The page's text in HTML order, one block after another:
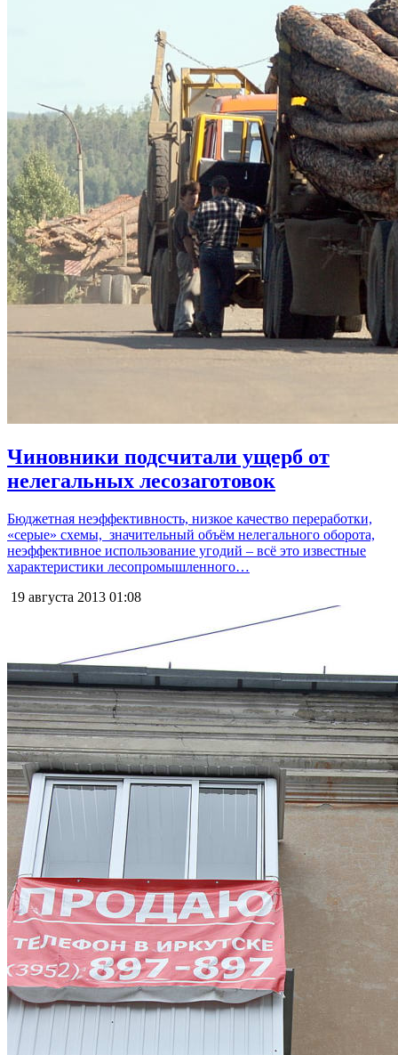
Чиновники подсчитали ущерб от
нелегальных лесозаготовок
Бюджетная неэффективность, низкое качество переработки,
«серые» схемы, значительный объём нелегального оборота,
неэффективное использование угодий – всё это известные
характеристики лесопромышленного…
19 августа 2013 01:08